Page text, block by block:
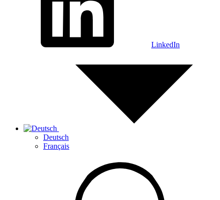
LinkedIn
Deutsch
Français